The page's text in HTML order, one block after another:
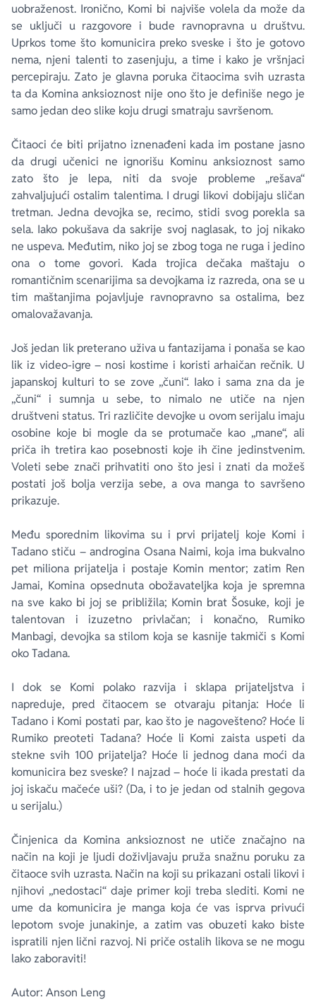
uobraženost. Ironično, Komi bi najviše volela da može da
se uključi u razgovore i bude ravnopravna u društvu.
Uprkos tome što komunicira preko sveske i što je gotovo
nema, njeni talenti to zasenjuju, a time i kako je vršnjaci
percepiraju. Zato je glavna poruka čitaocima svih uzrasta
ta da Komina anksioznost nije ono što je definiše nego je
samo jedan deo slike koju drugi smatraju savršenom.
Čitaoci će biti prijatno iznenađeni kada im postane jasno
da drugi učenici ne ignorišu Kominu anksioznost samo
zato što je lepa, niti da svoje probleme „rešava“
zahvaljujući ostalim talentima. I drugi likovi dobijaju sličan
tretman. Jedna devojka se, recimo, stidi svog porekla sa
sela. Iako pokušava da sakrije svoj naglasak, to joj nikako
ne uspeva. Međutim, niko joj se zbog toga ne ruga i jedino
ona o tome govori. Kada trojica dečaka maštaju o
romantičnim scenarijima sa devojkama iz razreda, ona se u
tim maštanjima pojavljuje ravnopravno sa ostalima, bez
omalovažavanja.
Još jedan lik preterano uživa u fantazijama i ponaša se kao
lik iz video-igre – nosi kostime i koristi arhaičan rečnik. U
japanskoj kulturi to se zove „čuni“. Iako i sama zna da je
„čuni“ i sumnja u sebe, to nimalo ne utiče na njen
društveni status. Tri različite devojke u ovom serijalu imaju
osobine koje bi mogle da se protumače kao „mane“, ali
priča ih tretira kao posebnosti koje ih čine jedinstvenim.
Voleti sebe znači prihvatiti ono što jesi i znati da možeš
postati još bolja verzija sebe, a ova manga to savršeno
prikazuje.
Među sporednim likovima su i prvi prijatelj koje Komi i
Tadano stiču – androgina Osana Naimi, koja ima bukvalno
pet miliona prijatelja i postaje Komin mentor; zatim Ren
Jamai, Komina opsednuta obožavateljka koja je spremna
na sve kako bi joj se približila; Komin brat Šosuke, koji je
talentovan i izuzetno privlačan; i konačno, Rumiko
Manbagi, devojka sa stilom koja se kasnije takmiči s Komi
oko Tadana.
I dok se Komi polako razvija i sklapa prijateljstva i
napreduje, pred čitaocem se otvaraju pitanja: Hoće li
Tadano i Komi postati par, kao što je nagovešteno? Hoće li
Rumiko preoteti Tadana? Hoće li Komi zaista uspeti da
stekne svih 100 prijatelja? Hoće li jednog dana moći da
komunicira bez sveske? I najzad – hoće li ikada prestati da
joj iskaču mačeće uši? (Da, i to je jedan od stalnih gegova
u serijalu.)
Činjenica da Komina anksioznost ne utiče značajno na
način na koji je ljudi doživljavaju pruža snažnu poruku za
čitaoce svih uzrasta. Način na koji su prikazani ostali likovi i
njihovi „nedostaci“ daje primer koji treba slediti. Komi ne
ume da komunicira je manga koja će vas isprva privući
lepotom svoje junakinje, a zatim vas obuzeti kako biste
ispratili njen lični razvoj. Ni priče ostalih likova se ne mogu
lako zaboraviti!
Autor: Anson Leng